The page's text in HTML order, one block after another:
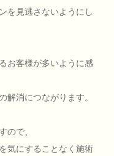
を見逃さないようにし
お客様が多いように感
解消につながります。
ので、
気にすることなく施術